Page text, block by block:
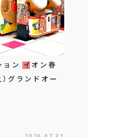
ョン イオン春
グランドオー